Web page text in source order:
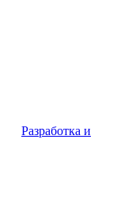
Разработка и